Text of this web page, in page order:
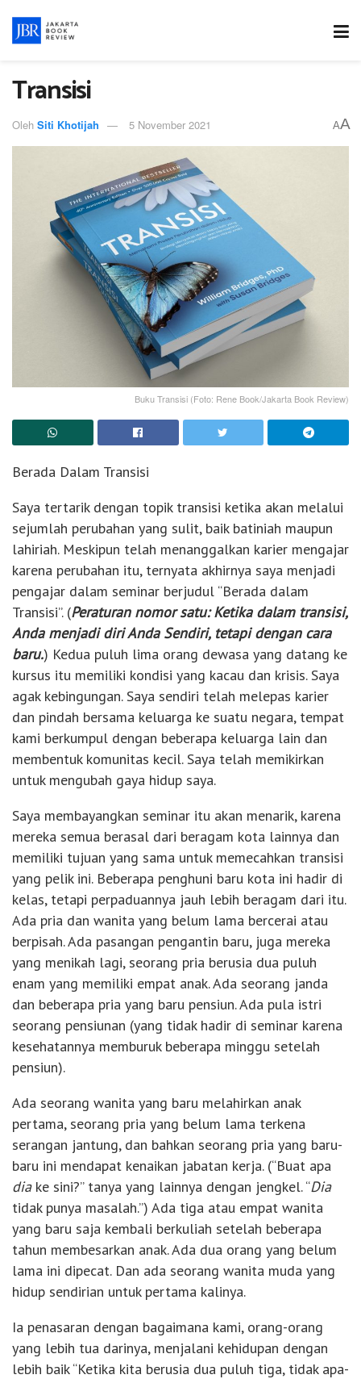
Transisi
Oleh Siti Khotijah 5 November 2021 AA
Buku Transisi (Foto: Rene Book/Jakarta Book Review)
Berada Dalam Transisi
Saya tertarik dengan topik transisi ketika akan melalui
sejumlah perubahan yang sulit, baik batiniah maupun
lahiriah. Meskipun telah menanggalkan karier mengajar
karena perubahan itu, ternyata akhirnya saya menjadi
pengajar dalam seminar berjudul “Berada dalam
Transisi”. (Peraturan nomor satu: Ketika dalam transisi,
Anda menjadi diri Anda Sendiri, tetapi dengan cara
baru.) Kedua puluh lima orang dewasa yang datang ke
kursus itu memiliki kondisi yang kacau dan krisis. Saya
agak kebingungan. Saya sendiri telah melepas karier
dan pindah bersama keluarga ke suatu negara, tempat
kami berkumpul dengan beberapa keluarga lain dan
membentuk komunitas kecil. Saya telah memikirkan
untuk mengubah gaya hidup saya.
Saya membayangkan seminar itu akan menarik, karena
mereka semua berasal dari beragam kota lainnya dan
memiliki tujuan yang sama untuk memecahkan transisi
yang pelik ini. Beberapa penghuni baru kota ini hadir di
kelas, tetapi perpaduannya jauh lebih beragam dari itu.
Ada pria dan wanita yang belum lama bercerai atau
berpisah. Ada pasangan pengantin baru, juga mereka
yang menikah lagi, seorang pria berusia dua puluh
enam yang memiliki empat anak. Ada seorang janda
dan beberapa pria yang baru pensiun. Ada pula istri
seorang pensiunan (yang tidak hadir di seminar karena
kesehatannya memburuk beberapa minggu setelah
pensiun).
Ada seorang wanita yang baru melahirkan anak
pertama, seorang pria yang belum lama terkena
serangan jantung, dan bahkan seorang pria yang baru-
baru ini mendapat kenaikan jabatan kerja. (“Buat apa
diake sini?” tanya yang lainnya dengan jengkel. “Dia
tidak punya masalah.”) Ada tiga atau empat wanita
yang baru saja kembali berkuliah setelah beberapa
tahun membesarkan anak. Ada dua orang yang belum
lama ini dipecat. Dan ada seorang wanita muda yang
hidup sendirian untuk pertama kalinya.
Ia penasaran dengan bagaimana kami, orang-orang
yang lebih tua darinya, menjalani kehidupan dengan
lebih baik “Ketika kita berusia dua puluh tiga, tidak apa-